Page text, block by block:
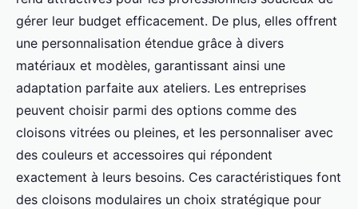
gérer leur budget efficacement. De plus, elles offrent
une personnalisation étendue grâce à divers
matériaux et modèles, garantissant ainsi une
adaptation parfaite aux ateliers. Les entreprises
peuvent choisir parmi des options comme des
cloisons vitrées ou pleines, et les personnaliser avec
des couleurs et accessoires qui répondent
exactement à leurs besoins. Ces caractéristiques font
des cloisons modulaires un choix stratégique pour